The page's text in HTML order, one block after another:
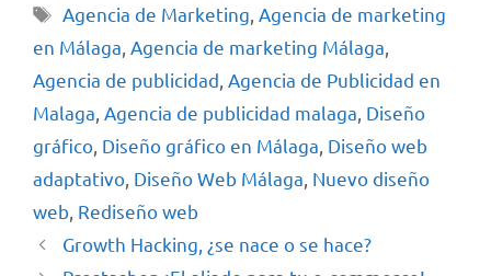
Agencia de Marketing Agencia de marketing
en Málaga Agencia de marketing Málaga
Agencia de publicidad Agencia de Publicidad en
Malaga Agencia de publicidad malaga Diseño
gráfico Diseño gráfico en Málaga Diseño web
adaptativo Diseño Web Málaga Nuevo diseño
web Rediseño web
Growth Hacking, ¿se nace o se hace?